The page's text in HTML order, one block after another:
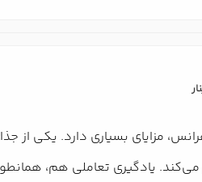
مزایای بسیاری دارد. یکی از
می‌کند. یادگیری تعاملی هم،